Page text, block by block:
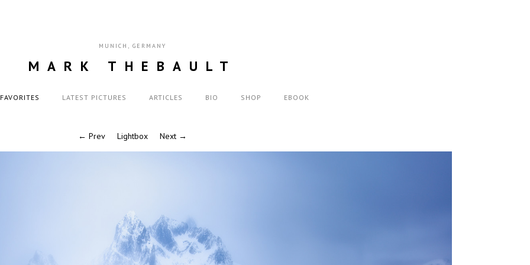
MUNICH, GERMANY
MARK THEBAULT
FAVORITES LATEST PICTURES ARTICLES BIO SHOP EBOOK
← Prev Lightbox Next →